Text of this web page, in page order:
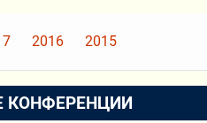
2016 2015
КОНФЕРЕНЦИИ